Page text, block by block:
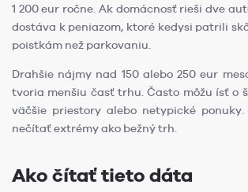
1 200 eur ročne. Ak domácnosť rieši dve
dostáva k peniazom, ktoré kedysi patrili
poistkám než parkovaniu.
Drahšie nájmy nad 150 alebo 250 eur
tvoria menšiu časť trhu. Často môžu ísť o
väčšie priestory alebo netypické
nečítať extrémy ako bežný trh.
Ako čítať tieto dáta